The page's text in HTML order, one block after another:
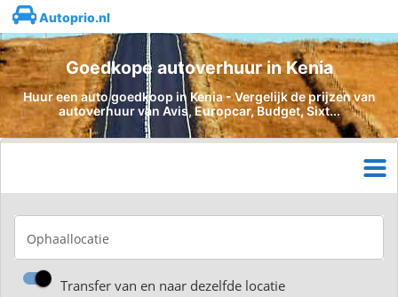
Autoprio.nl
Goedkope autoverhuur in Kenia
Huur een auto goedkoop in Kenia - Vergelijk de prijzen van
autoverhuur van Avis, Europcar, Budget, Sixt...
Ophaallocatie
Transfer van en naar dezelfde locatie